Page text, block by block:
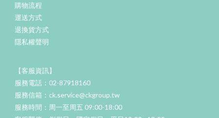
購物流程
運送方式
退換貨方式
隱私權聲明
【客服資訊】
服務電話：02-87918160
服務信箱：ck.service@ckgroup.tw
服務時間：周一至周五 09:00-18:00